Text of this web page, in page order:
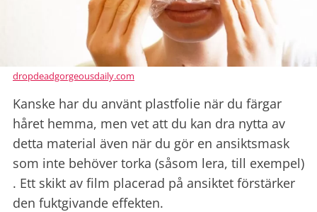
dropdeadgorgeousdaily.com
Kanske har du använt plastfolie när du färgar
håret hemma, men vet att du kan dra nytta av
detta material även när du gör en ansiktsmask
som inte behöver torka (såsom lera, till exempel)
. Ett skikt av film placerad på ansiktet förstärker
den fuktgivande effekten.